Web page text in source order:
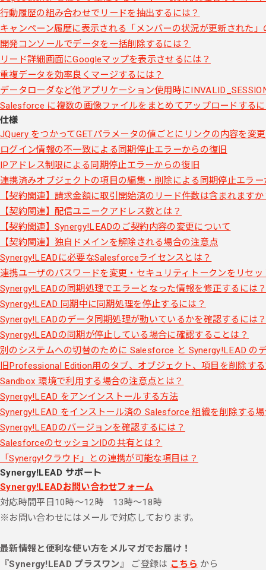
行動履歴の組み合わせでリードを抽出するには？
キャンペーン履歴に表示される「メンバーの状況が更新された
開発コンソールでデータを一括削除するには？
リード詳細画面にGoogleマップを表示させるには？
重複データを効率良くマージするには？
データローダなど他アプリケーション使用時に
Salesforce に複数の画像ファイルをまとめてアップロードする
仕様
JQuery をつかってGETパラメータの値ごとにリンクの内容を変
ログイン情報の不一致による同期停止エラーからの復旧
IPアドレス制限による同期停止エラーからの復旧
連携済みオブジェクトの項目の編集・削除による同期停止エラ
【契約関連】請求金額に取引開始済のリード件数は含まれますか
【契約関連】配信ユニークアドレス数とは？
【契約関連】Synergy!LEADのご契約内容の変更について
【契約関連】独自ドメインを解除される場合の注意点
Synergy!LEADに必要なSalesforceライセンスとは？
連携ユーザのパスワードを変更・セキュリティトークンをリセ
Synergy!LEADの同期処理でエラーとなった情報を修正するには
Synergy!LEAD 同期中に同期処理を停止するには？
Synergy!LEADのデータ同期処理が動いているかを確認するには
Synergy!LEADの同期が停止している場合に確認することは？
別のシステムへの切替のために Salesforce と Synergy!LEAD の
旧Professional Edition用のタブ、オブジェクト、項目を削除す
Sandbox 環境で利用する場合の注意点とは？
Synergy!LEAD をアンインストールする方法
Synergy!LEAD をインストール済の Salesforce 組織を削除する
Synergy!LEADのバージョンを確認するには？
SalesforceのセッションIDの共有とは？
「Synergy!クラウド」との連携が可能な項目は？
Synergy!LEAD サポート
Synergy!LEADお問い合わせフォーム
対応時間平日10時～12時 13時～18時
※お問い合わせにはメールで対応しております。
最新情報と便利な使い方をメルマガでお届け！
『Synergy!LEAD プラスワン』
ご登録は こちら から